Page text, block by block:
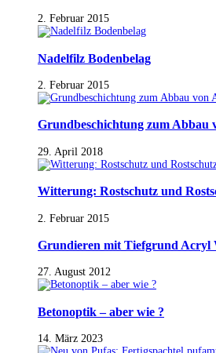
2. Februar 2015
Nadelfilz Bodenbelag
2. Februar 2015
Grundbeschichtung zum Abbau
29. April 2018
Witterung: Rostschutz und
2. Februar 2015
Grundieren mit Tiefgrund Acryl
27. August 2012
Betonoptik – aber wie ?
14. März 2023